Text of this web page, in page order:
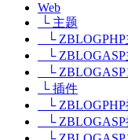
Web
└ 主题
└ ZBLOGPHP
└ ZBLOGASP
└
└ 插件
└ ZBLOGPHP
└ ZBLOGASP